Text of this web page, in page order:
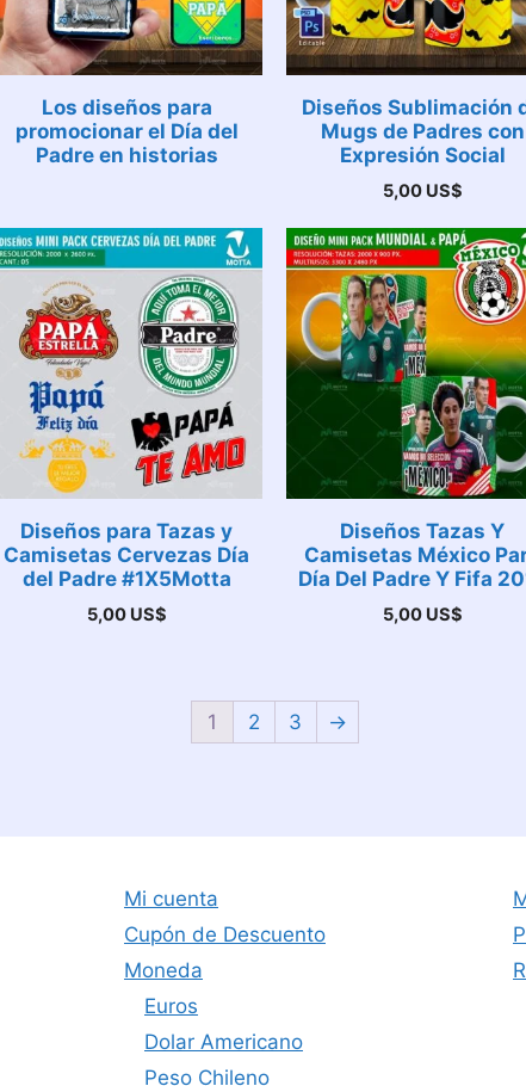
Los diseños para
promocionar el Día del
Padre en historias
Diseños Sublimación
Mugs de Padres con
Expresión Social
5,00 US$
Diseños para Tazas y
Camisetas Cervezas Día
del Padre #1X5Motta
5,00 US$
Diseños Tazas Y
Camisetas México
Día Del Padre Y Fifa
5,00 US$
1 2 3 →
Mi cuenta
Cupón de Descuento
Moneda
Euros
Dolar Americano
Peso Chileno